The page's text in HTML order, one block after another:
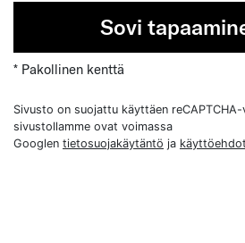
Sovi
* Pakollinen kenttä
Sivusto on suojattu käyttäen
sivustollamme ovat voimassa
Googlen tietosuojakäytäntö ja käyttöehdot